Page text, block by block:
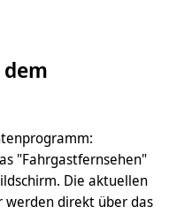
"Fahrgastfernsehen"
Die aktuellen
werden direkt über das